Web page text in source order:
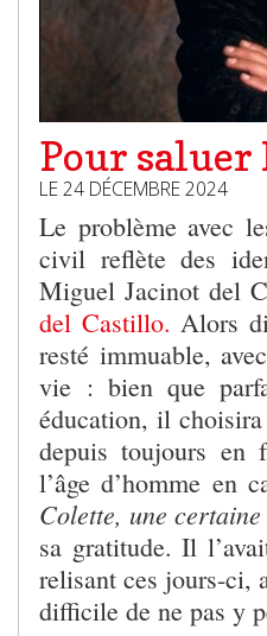
Pour
LE 24 DÉCEMBRE 2024
Le problème avec
civil reflète des
Miguel Jacinot del
del Castillo. Alors
resté immuable,
vie : bien que
éducation, il
depuis toujours en
l’âge d’homme en
Colette, une
sa gratitude. Il
relisant ces jours-ci,
difficile de ne pas y